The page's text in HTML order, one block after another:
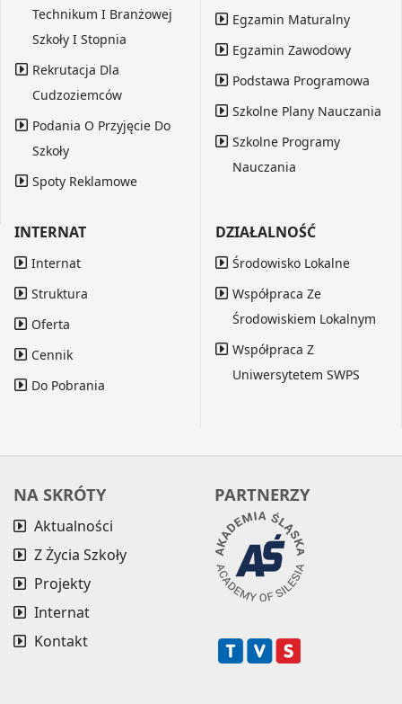
Technikum I Branżowej
Szkoły I Stopnia
Rekrutacja Dla
Cudzoziemców
Podania O Przyjęcie Do
Szkoły
Spoty Reklamowe
Egzamin Maturalny
Egzamin Zawodowy
Podstawa Programowa
Szkolne Plany Nauczania
Szkolne Programy
Nauczania
INTERNAT
Internat
Struktura
Oferta
Cennik
Do Pobrania
DZIAŁALNOŚĆ
Środowisko Lokalne
Współpraca Ze
Środowiskiem Lokalnym
Współpraca Z
Uniwersytetem SWPS
NA SKRÓTY
Aktualności
Z Życia Szkoły
Projekty
Internat
Kontakt
PARTNERZY